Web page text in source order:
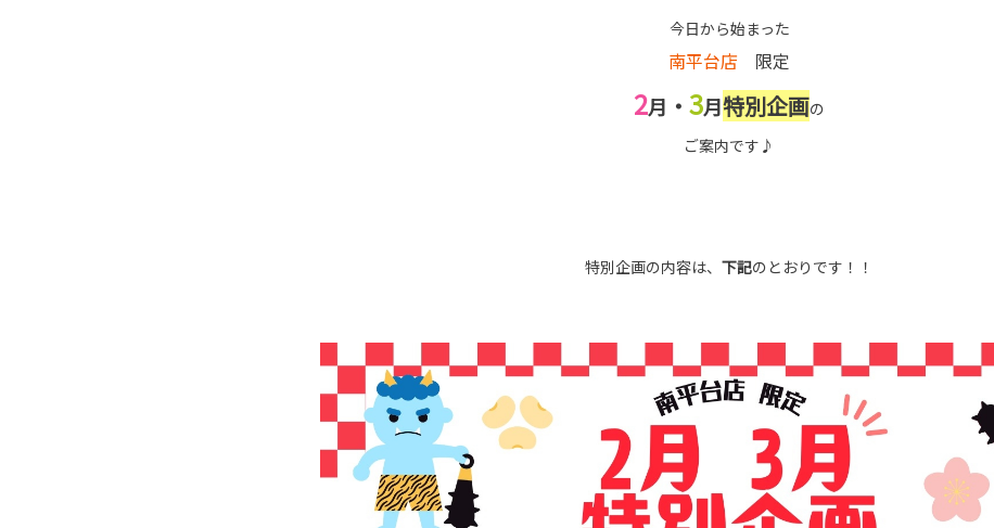
今日から始まった
南平台店 限定
2月 ・ 3月特別企画の
ご案内です♪
特別企画の内容は、 下記のとおりです！！